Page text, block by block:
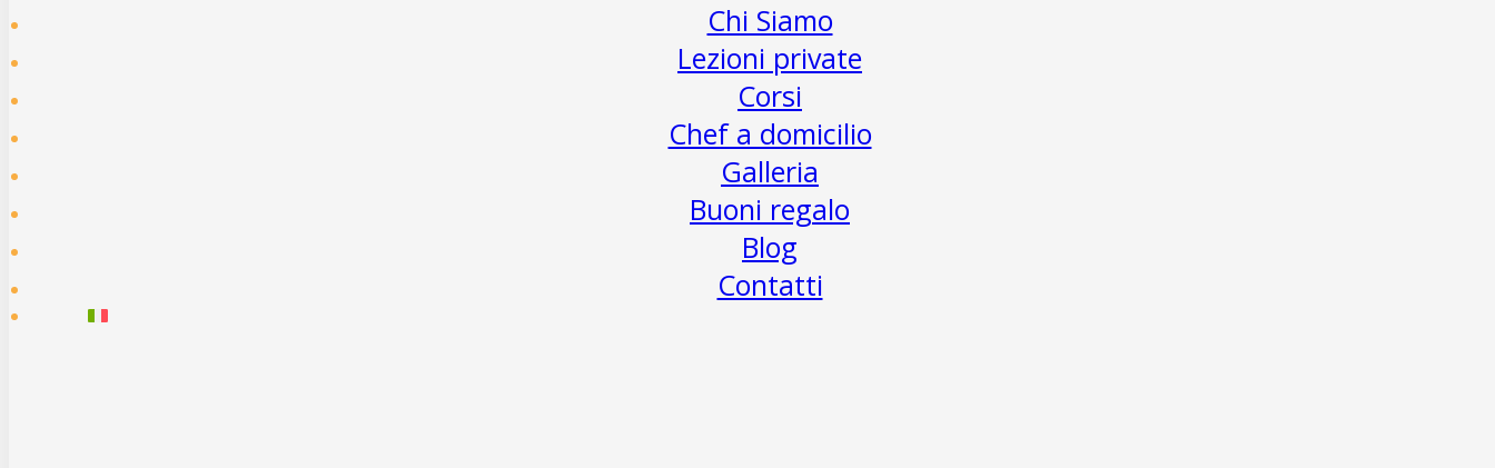
Chi Siamo
Lezioni private
Corsi
Chef a domicilio
Galleria
Buoni regalo
Blog
Contatti